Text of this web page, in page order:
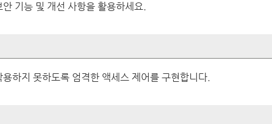
기능 및 개선 사항을 활용하세요.
하지 못하도록 엄격한 액세스 제어를 구현합니다.